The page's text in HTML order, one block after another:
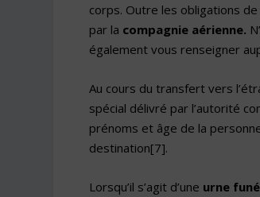
corps. Outre les obligations
par la compagnie aérienne.
également vous renseigner
Au cours du transfert vers
spécial délivré par l’autorité
prénoms et âge de la
destination[7].
Lorsqu’il s’agit d’une urne